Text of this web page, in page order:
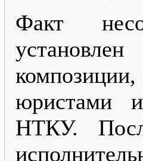
Факт
юристами и
НТКУ.